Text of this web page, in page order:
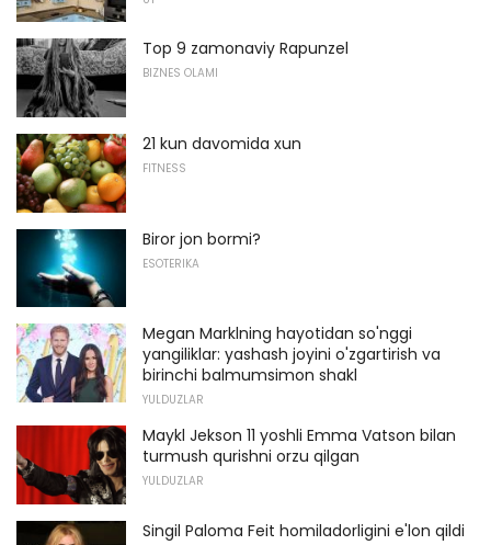
Top 9 zamonaviy Rapunzel
BIZNES OLAMI
21 kun davomida xun
FITNESS
Biror jon bormi?
ESOTERIKA
Megan Marklning hayotidan so'nggi
yangiliklar: yashash joyini o'zgartirish va
birinchi balmumsimon shakl
YULDUZLAR
Maykl Jekson 11 yoshli Emma Vatson bilan
turmush qurishni orzu qilgan
YULDUZLAR
Singil Paloma Feit homiladorligini e'lon qildi